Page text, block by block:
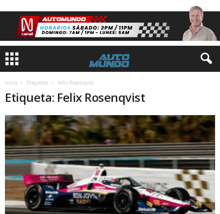
Inicio Etiquetas Felix Rosenqvist
Etiqueta: Felix Rosenqvist